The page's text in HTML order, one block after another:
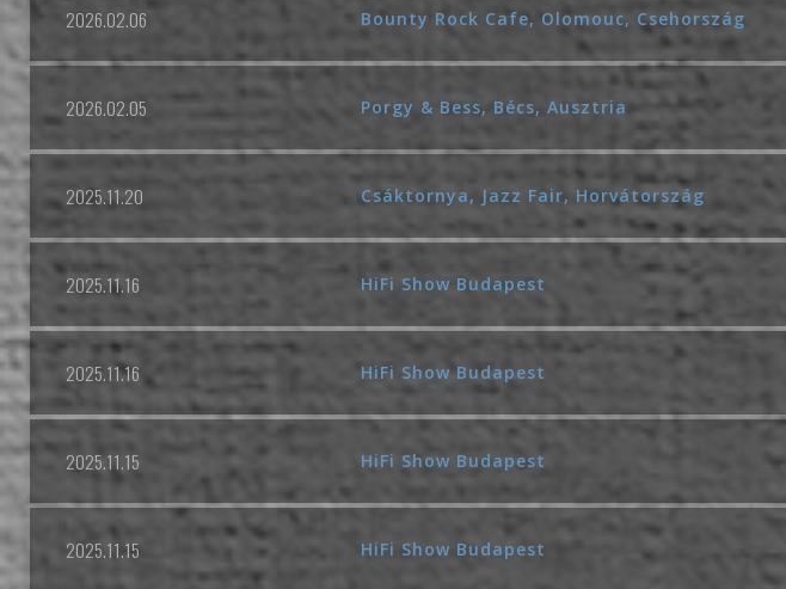
2026.02.06 Bounty Rock Cafe, Olomouc, Csehország
2026.02.05 Porgy & Bess, Bécs, Ausztria
2025.11.20 Csáktornya, Jazz Fair, Horvátország
2025.11.16 HiFi Show Budapest
2025.11.16 HiFi Show Budapest
2025.11.15 HiFi Show Budapest
2025.11.15 HiFi Show Budapest